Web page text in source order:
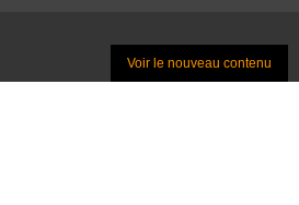
Voir le nouveau contenu